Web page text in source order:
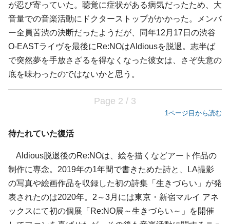
が忍び寄っていた。聴覚に症状がある病気だったため、大
音量での音楽活動にドクターストップがかかった。メンバ
ー全員苦渋の決断だったようだが、同年12月17日の渋谷
O-EASTライヴを最後にRe:NOはAldiousを脱退。志半ば
で突然夢を手放さざるを得なくなった彼女は、さぞ失意の
底を味わったのではないかと思う。
Page 2 / 3
1ページ目から読む
待たれていた復活
Aldious脱退後のRe:NOは、絵を描くなどアート作品の
制作に専念。2019年の1年間で書きためた詩と、LA撮影
の写真や絵画作品を収録した初の詩集「生きづらい」が発
表されたのは2020年。2～3月には東京・新宿マルイ アネ
ックスにて初の個展「Re:NO展～生きづらい～」を開催